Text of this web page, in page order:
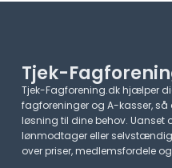
Tjek-
Tjek-Fagforening.dk hjælper
fagforeninger og A-kasser,
løsning til dine behov. Uanset
lønmodtager eller
over priser, medlemsfordele